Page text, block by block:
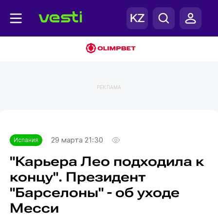
РЕКЛАМА
Испания 29 марта 21:30
"Карьера Лео подходила к
концу". Президент
"Барселоны" - об уходе
Месси